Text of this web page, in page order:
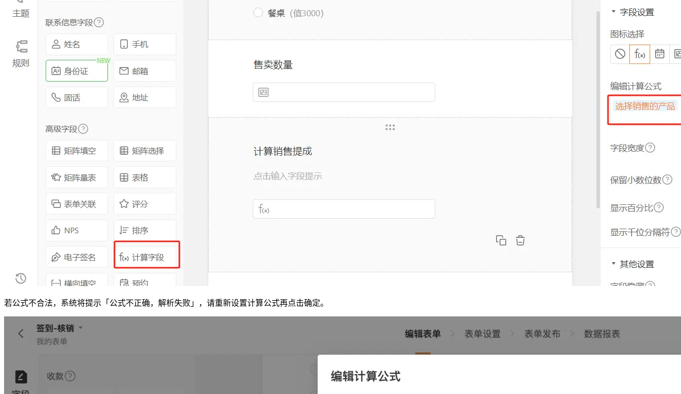
若公式不合法，系统将提示「公式不正确，解析失败」，请重新设置计算公式再点击确定。